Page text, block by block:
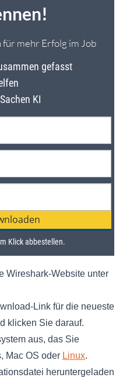
Wireshark-Website unter
Link für die neueste
klicken Sie darauf.
aus, das Sie
Mac OS oder Linux.
heruntergeladen